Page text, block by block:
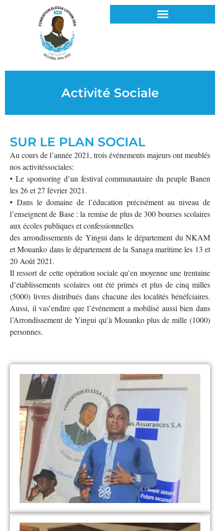
Activité Sociale
SUR LE PLAN SOCIAL
Au cours de l’année 2021, trois événements majeurs ont meublés
nos activitéssociales:
• Le sponsoring d’un festival communautaire du peuple Banen
les 26 et 27 février 2021.
• Dans le domaine de l’éducation précisément au niveau de
l’enseignent de Base : la remise de plus de 300 bourses scolaires
aux écoles publiques et confessionnelles
des arrondissements de Yingui dans le département du NKAM
et Mouanko dans le département de la Sanaga maritime les 13 et
20 Août 2021.
Il ressort de cette opération sociale qu’en moyenne une trentaine
d’établissements scolaires ont été primés et plus de cinq milles
(5000) livres distribués dans chacune des localités bénéfciaires.
Aussi, il vas’endire que l’événement a mobilisé aussi bien dans
l’Arrondissement de Yingui qu’à Mouanko plus de mille (1000)
personnes.